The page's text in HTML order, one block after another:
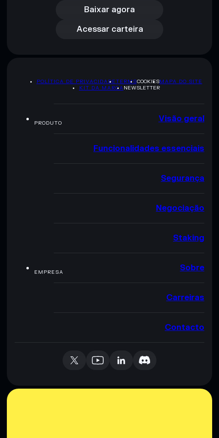
Baixar agora
Acessar carteira
Acessar carteira
POLÍTICA DE PRIVACIDADETERMSCOOKIESMAPA DO SITE
KIT DA MARCA NEWSLETTER
PRODUTO Visão geral
Funcionalidades essenciais
Segurança
Negociação
Staking
EMPRESA Sobre
Carreiras
Contacto